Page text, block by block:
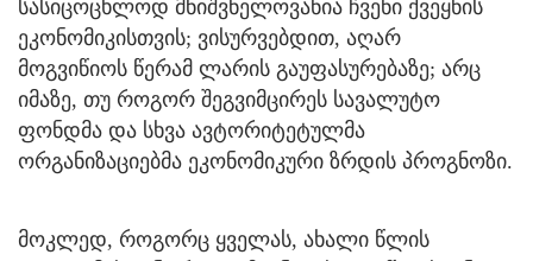
სასიცოცხლოდ მნიშვნელოვანია ჩვენი ქვეყნის
ეკონომიკისთვის; ვისურვებდით, აღარ
მოგვიწიოს წერამ ლარის გაუფასურებაზე; არც
იმაზე, თუ როგორ შეგვიმცირეს სავალუტო
ფონდმა და სხვა ავტორიტეტულმა
ორგანიზაციებმა ეკონომიკური ზრდის პროგნოზი.
მოკლედ, როგორც ყველას, ახალი წლის